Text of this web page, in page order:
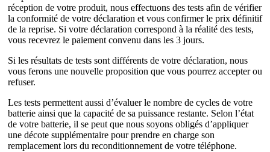
réception de votre produit, nous effectuons des tests afin de vérifier
la conformité de votre déclaration et vous confirmer le prix définitif
de la reprise. Si votre déclaration correspond à la réalité des tests,
vous recevrez le paiement convenu dans les 3 jours.
Si les résultats de tests sont différents de votre déclaration, nous
vous ferons une nouvelle proposition que vous pourrez accepter ou
refuser.
Les tests permettent aussi d’évaluer le nombre de cycles de votre
batterie ainsi que la capacité de sa puissance restante. Selon l’état
de votre batterie, il se peut que nous soyons obligés d’appliquer
une décote supplémentaire pour prendre en charge son
remplacement lors du reconditionnement de votre téléphone.